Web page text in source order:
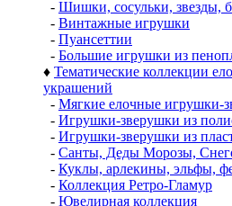
- Шишки, сосульки, звезды,
- Винтажные игрушки
- Пуансеттии
- Большие игрушки из
♦ Тематические коллекции
украшений
- Мягкие елочные игрушки-
- Игрушки-зверушки из
- Игрушки-зверушки из
- Санты, Деды Морозы,
- Куклы, арлекины, эльфы,
- Коллекция Ретро-Гламур
- Ювелирная коллекция